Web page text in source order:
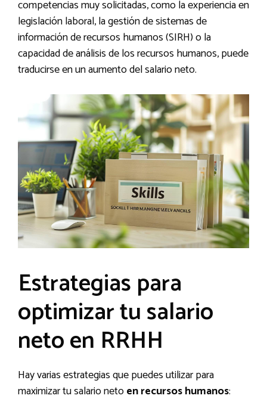
competencias muy solicitadas, como la experiencia en
legislación laboral, la gestión de sistemas de
información de recursos humanos (SIRH) o la
capacidad de análisis de los recursos humanos, puede
traducirse en un aumento del salario neto.
Estrategias para
optimizar tu salario
neto en RRHH
Hay varias estrategias que puedes utilizar para
maximizar tu salario netoen recursos humanos: